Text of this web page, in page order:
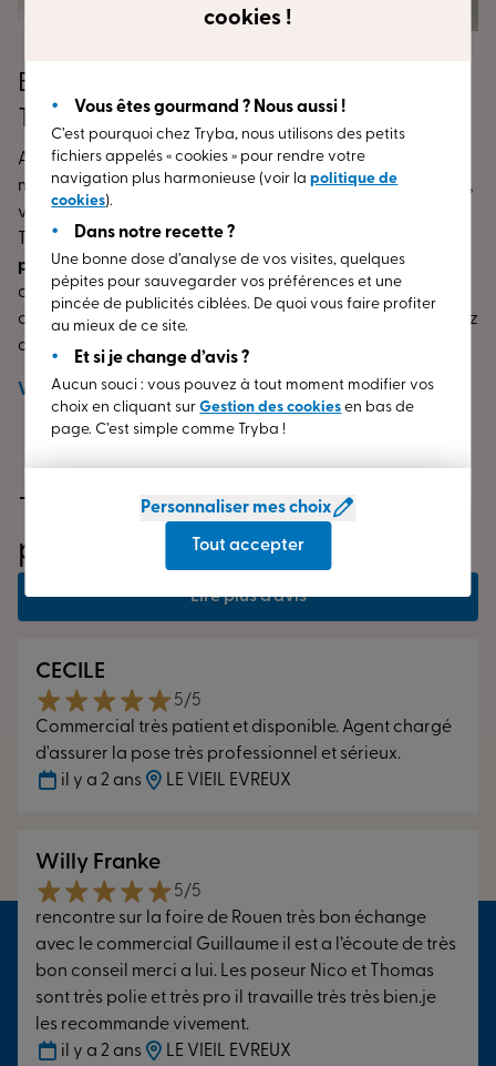
Bienvenue dans votre Espace Conseil
TRYBA LE VIEIL EVREUX
Amorcez votre envie de remplacement ou de
modification de vos menuiseries (fenêtres, porte d’entrée,
volets) dès à présent. Rendez-vous dans l’Espace Conseil
TRYBA de LE VIEIL EVREUX (27) !
professionnelsse font un plaisir de vous réceptionner
dans notre magasin TRYBA de LE VIEIL EVREUX (27) situé
dans le département de Eure, en région Normandie.
Venez
découvrir nos gammes de :
fenêtresen PVC, aluminium ou bois ;
portes d’entréeen PVC, aluminium ou bois ;
Nos menuiseries ajustées àtous les types d’habitations
isolationau plus haut niveau dans le
domaine et conservent les performances dans le temps.
Chaque produit est élaboré et assemblé
nos usines de production en France métropolitaine
de vousgarantir nos menuiseries jusqu’à 30 ans
sur une menuiserie est un passage essentiel dans un
projet. Nos experts vous accompagnent dans sa
, de la conception à la pose incluse. Nos
conseillers professionnels mettent leurs expertises à votre
service pour choisir
et profitez d’unepersonne dédiée
guider dans votre projet. Vous pourrez ainsi vous
concevoir etpersonnaliser vos menuiseries sur mesure :
matériaux, formes, couleurs …L’ensemble de nos poseurs
sont certifiés RGE (Reconnu Garant de l’Environnement
Qualibatetformés en permanencepar nos soins.
Autrement dit, ils suivent le strict respect des règles
techniques en place et vous aident à faire des économies
Voirplus
TRYBA Evreux (27) : Ce qu’ils
pensent de nous
Lire plus d’avis
CECILE
5/5
Commercial très patient et disponible. Agent chargé
d'assurer la pose très professionnel et sérieux.
il y a 2 ans
LE VIEIL EVREUX
Willy Franke
5/5
rencontre sur la foire de Rouen très bon échange
avec le commercial Guillaume il est a l’écoute de très
bon conseil merci a lui. Les poseur Nico et Thomas
sont très polie et très pro il travaille très très bien.je
les recommande vivement.
il y a 2 ans
LE VIEIL EVREUX
cookies !
Vous êtes gourmand ? Nous aussi !
C’est pourquoi chez Tryba, nous utilisons des petits
fichiers appelés « cookies » pour rendre votre
navigation plus harmonieuse (voir lapolitique de
cookies).
Dans notre recette ?
Une bonne dose d’analyse de vos visites, quelques
pépites pour sauvegarder vos préférences et une
pincée de publicités ciblées. De quoi vous faire profiter
au mieux de ce site.
Et si je change d’avis ?
Aucun souci : vous pouvez à tout moment modifier vos
choix en cliquant surGestion des cookies en bas de
page. C’est simple comme Tryba !
Personnaliser mes choix
Tout accepter